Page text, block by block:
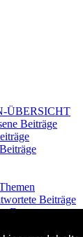
ÜBERSICHT
Beiträge
Beiträge
Forum